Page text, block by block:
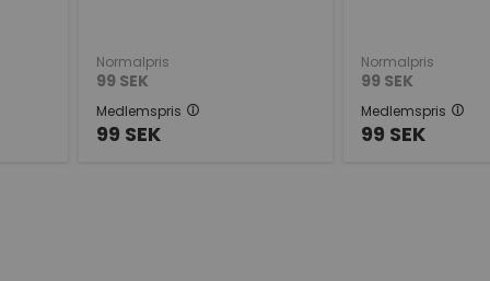
Normalpris
99 SEK
Medlemspris
99 SEK
Normalpris
99 SEK
Medlemspris
99 SEK